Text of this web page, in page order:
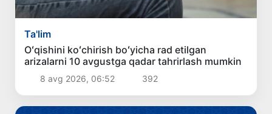
Ta'lim
Oʻqishini koʻchirish boʻyicha rad etilgan
arizalarni 10 avgustga qadar tahrirlash mumkin
8 avg 2026, 06:52 392